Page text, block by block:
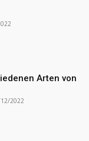
Arten von
2022